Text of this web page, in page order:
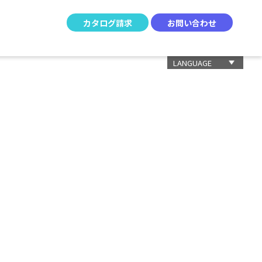
カタログ請求
お問い合わせ
LANGUAGE